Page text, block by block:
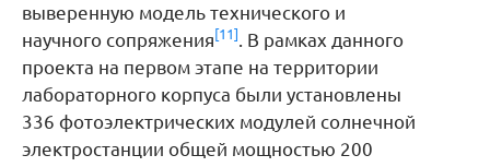
выверенную модель технического и
научного сопряжения [11]
. В рамках данного
проекта на первом этапе на территории
лабораторного корпуса были установлены
336 фотоэлектрических модулей солнечной
электростанции общей мощностью 200